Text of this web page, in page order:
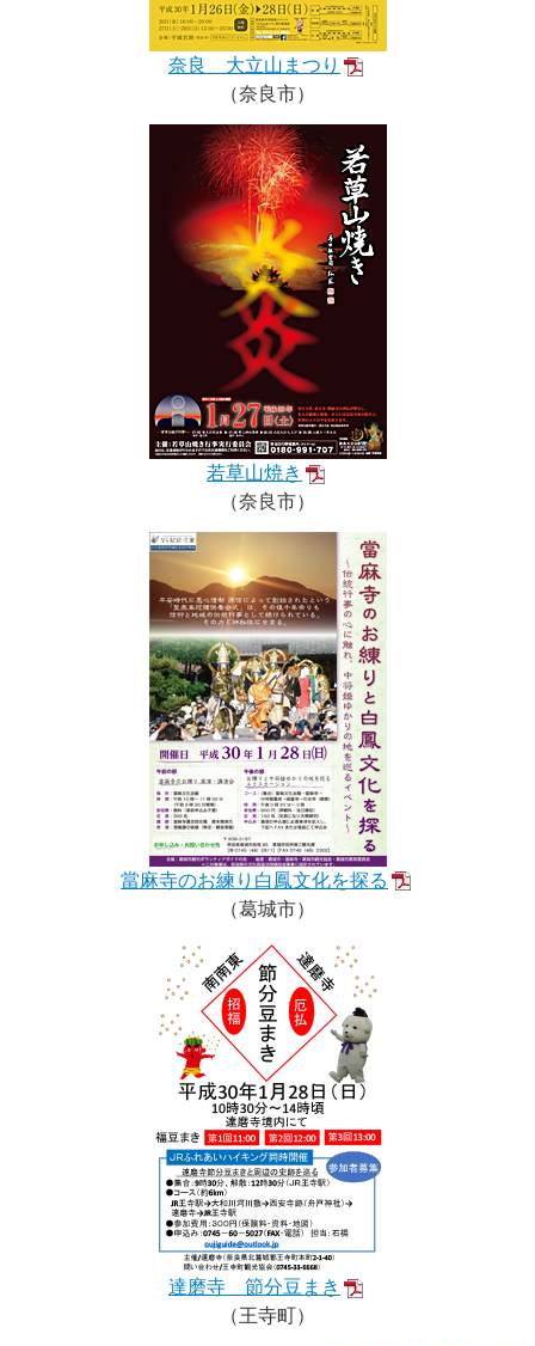
奈良 大立山まつり
（奈良市）
若草山焼き
（奈良市）
當麻寺のお練り白鳳文化を探る
（葛城市）
達磨寺 節分豆まき
（王寺町）